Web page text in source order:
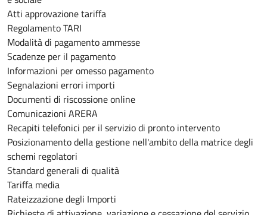
Atti approvazione tariffa
Regolamento TARI
Modalità di pagamento ammesse
Scadenze per il pagamento
Informazioni per omesso pagamento
Segnalazioni errori importi
Documenti di riscossione online
Comunicazioni ARERA
Recapiti telefonici per il servizio di pronto intervento
Posizionamento della gestione nell'ambito della matrice degli
schemi regolatori
Standard generali di qualità
Tariffa media
Rateizzazione degli Importi